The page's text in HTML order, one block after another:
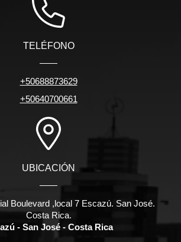
TELÉFONO
+50688873629
+50640700661
UBICACIÓN
Boulevard ,local 7 Escazú. San José.
Costa Rica.
- San José - Costa Rica